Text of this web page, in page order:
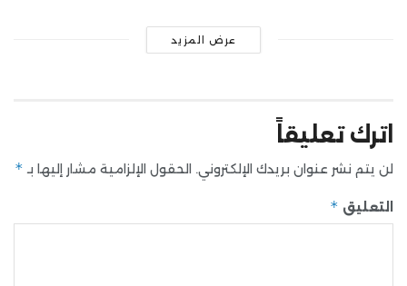
عرض المزيد
اترك تعليقاً
لن يتم نشر عنوان بريدك الإلكتروني. الحقول الإلزامية مشار إليها بـ *
التعليق *